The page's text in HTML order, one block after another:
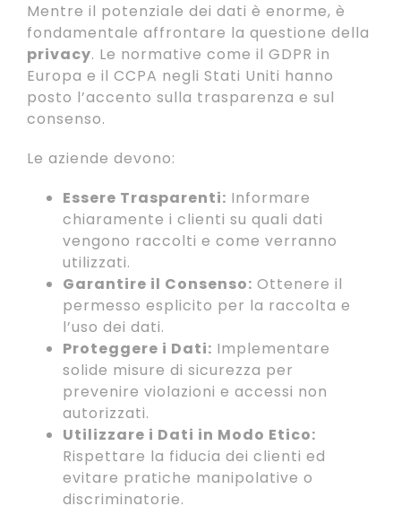
Mentre il potenziale dei dati è enorme, è
fondamentale affrontare la questione della
privacy. Le normative come il GDPR in
Europa e il CCPA negli Stati Uniti hanno
posto l’accento sulla trasparenza e sul
consenso.
Le aziende devono:
Essere Trasparenti: Informare
chiaramente i clienti su quali dati
vengono raccolti e come verranno
utilizzati.
Garantire il Consenso: Ottenere il
permesso esplicito per la raccolta e
l’uso dei dati.
Proteggere i Dati: Implementare
solide misure di sicurezza per
prevenire violazioni e accessi non
autorizzati.
Utilizzare i Dati in Modo Etico:
Rispettare la fiducia dei clienti ed
evitare pratiche manipolative o
discriminatorie.